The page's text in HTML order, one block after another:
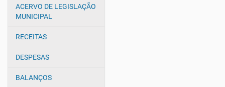
v
g
ç
ã
ACERVO DE LEGISLAÇÃO
MUNICIPAL
RECEITAS
DESPESAS
BALANÇOS